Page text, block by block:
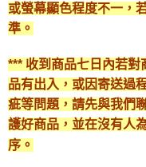
或螢幕顯色程度不一，
準。
*** 收到商品七日內若
品有出入，或因寄送過
疵等問題，請先與我們
護好商品，並在沒有人
序。